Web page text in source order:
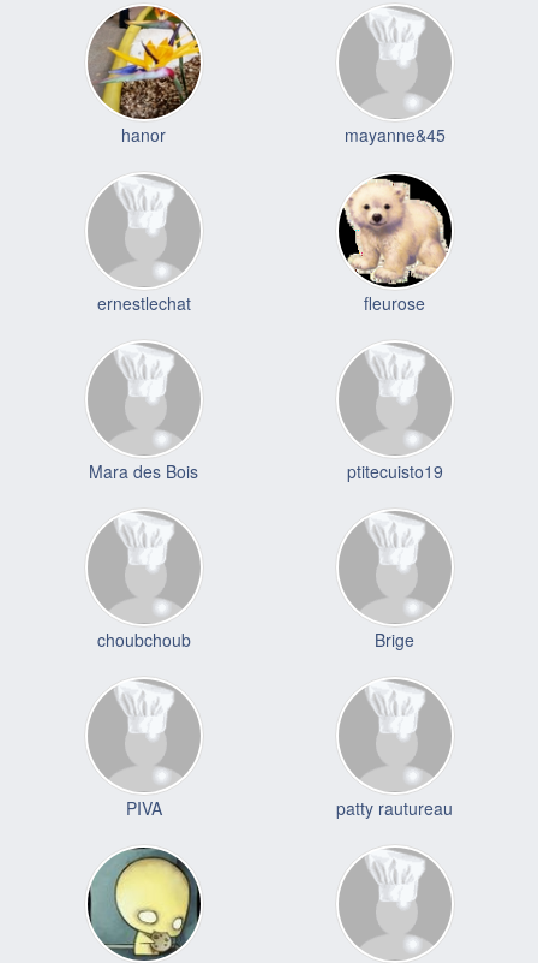
hanor mayanne&45
ernestlechat fleurose
Mara des Bois ptitecuisto19
choubchoub Brige
PIVA patty rautureau